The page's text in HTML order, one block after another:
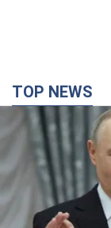
TOP NEWS